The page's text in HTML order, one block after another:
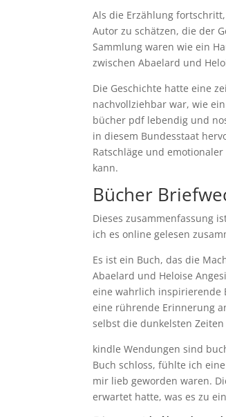
Als die Erzählung
Autor zu schätzen, die der
Sammlung waren wie ein
zwischen Abaelard und
Die Geschichte hatte eine
nachvollziehbar war, wie
bücher pdf lebendig und
in diesem Bundesstaat
Ratschläge und
kann.
Bücher
Dieses zusammenfassung
ich es online gelesen
Es ist ein Buch, das die
Abaelard und Heloise
eine wahrlich inspirierende
eine rührende Erinnerung
selbst die dunkelsten
kindle Wendungen sind
Buch schloss, fühlte ich
mir lieb geworden waren.
erwartet hatte, was es zu